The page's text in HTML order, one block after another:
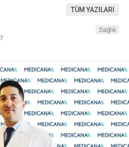
TÜM YAZILARI
Sağlık